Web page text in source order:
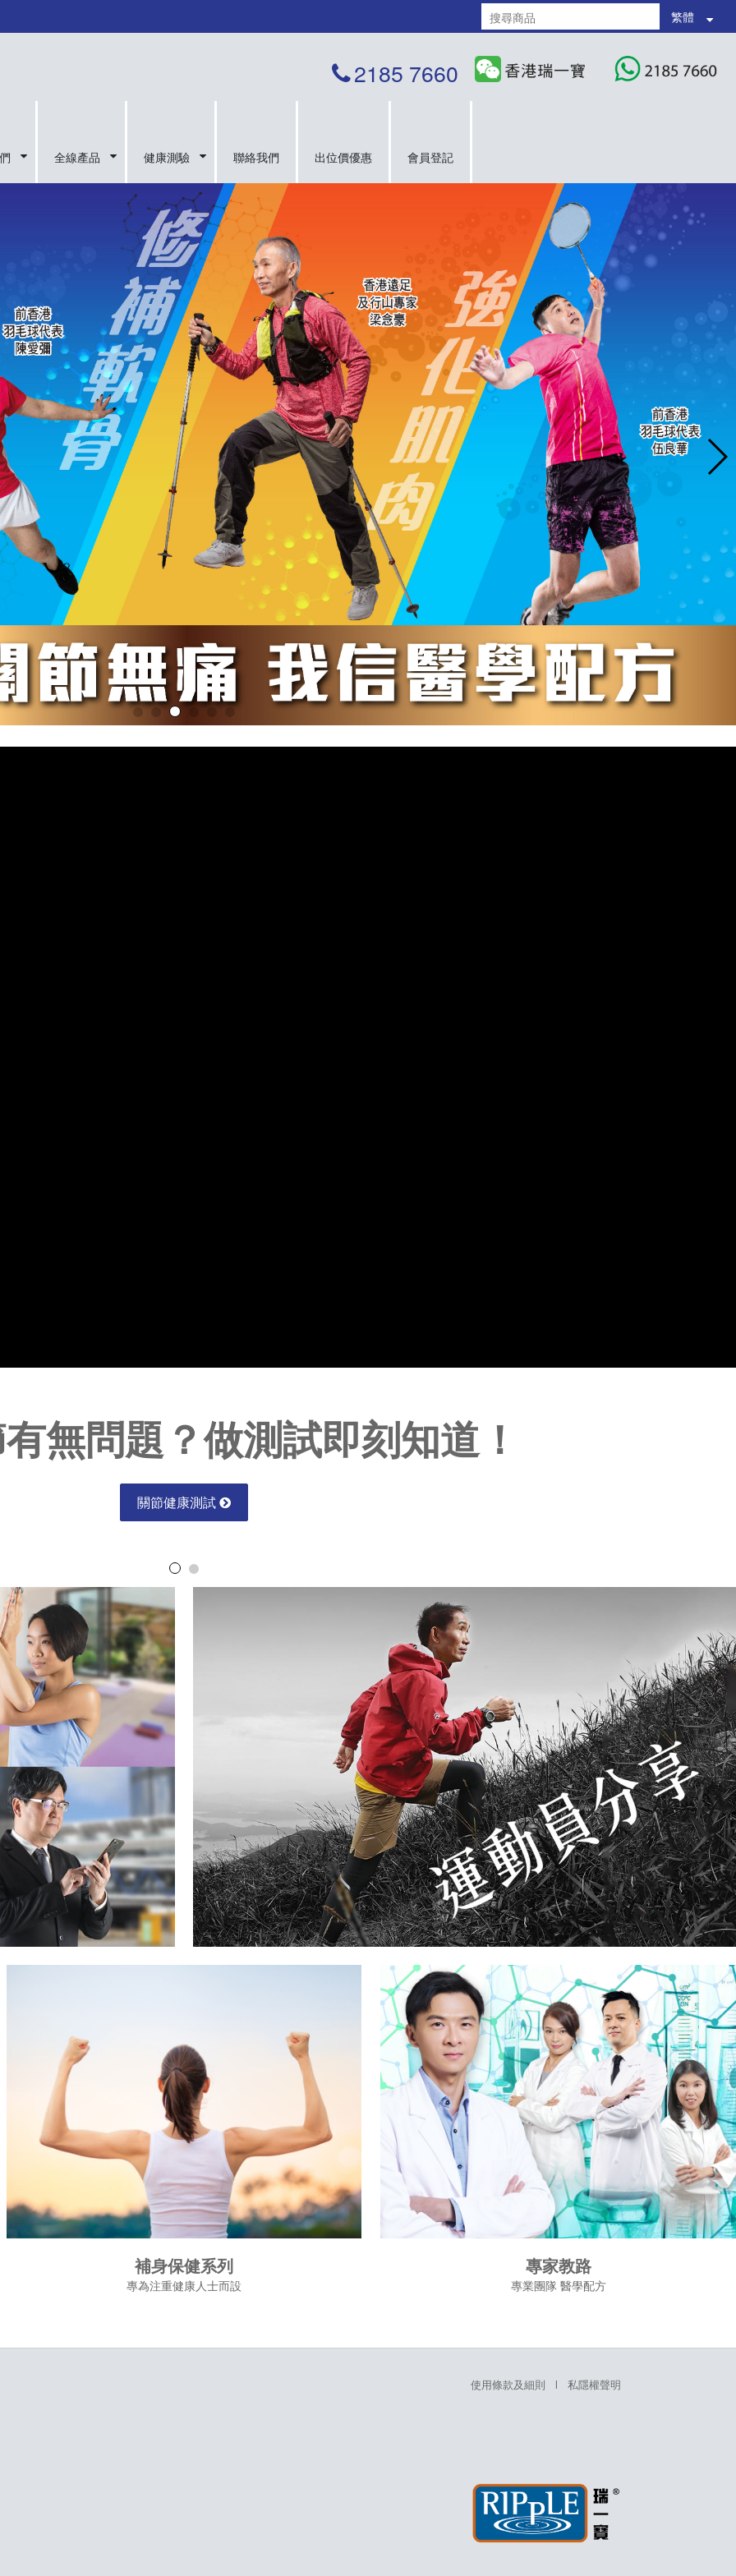
繁體
2185 7660
全線產品 健康測驗 聯絡我們 出位價優惠 會員登記
骨質疏鬆？做測試即刻知道！
骨質疏鬆測試
補身保健系列
專為注重健康人士而設
專家教路
專業團隊 醫學配方
使用條款及細則 l 私隱權聲明